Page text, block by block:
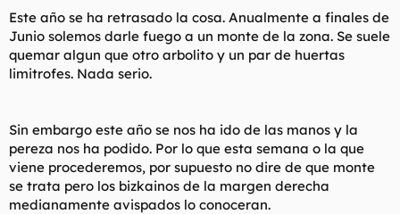
d
e
l
t
i
c
i
o
Este año se ha retrasado la cosa. Anualmente a finales de
Junio solemos darle fuego a un monte de la zona. Se suele
quemar algun que otro arbolito y un par de huertas
limitrofes. Nada serio.
Sin embargo este año se nos ha ido de las manos y la
pereza nos ha podido. Por lo que esta semana o la que
viene procederemos, por supuesto no dire de que monte
se trata pero los bizkainos de la margen derecha
medianamente avispados lo conoceran.